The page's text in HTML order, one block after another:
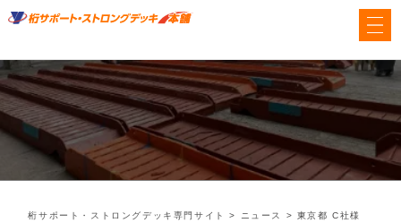
桁サポート・ストロングデッキ専門サイト > ニュース > 東京都 C社様